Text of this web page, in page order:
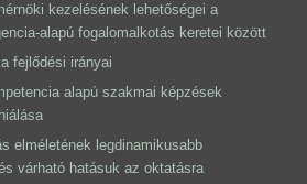
kezelésének lehetőségei a
alapú fogalomalkotás keretei között
fejlődési irányai
alapú szakmai képzések
elméletének legdinamikusabb
várható hatásuk az oktatásra